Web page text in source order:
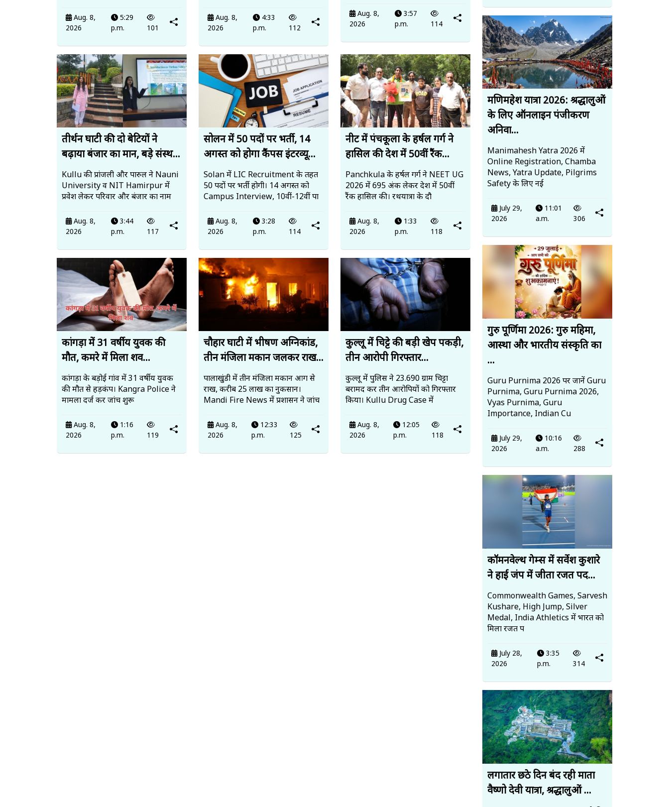
Aug. 8,
2026
5:29
p.m.
101
Aug. 8,
2026
4:33
p.m.
112
Aug. 8,
2026
3:57
p.m.
114
तीर्थन घाटी की दो बेटियों ने
बढ़ाया बंजार का मान, बड़े संस्थ...
Kullu की प्रांजली और पारुल ने Nauni
University व NIT Hamirpur में
प्रवेश लेकर परिवार और बंजार का नाम
Aug. 8,
2026
3:44
p.m.
117
सोलन में 50 पदों पर भर्ती, 14
अगस्त को होगा कैंपस इंटरव्यू...
Solan में LIC Recruitment के तहत
50 पदों पर भर्ती होगी। 14 अगस्त को
Campus Interview, 10वीं-12वीं पा
Aug. 8,
2026
3:28
p.m.
114
नीट में पंचकूला के हर्षल गर्ग ने
हासिल की देश में 50वीं रैंक...
Panchkula के हर्षल गर्ग ने NEET UG
2026 में 695 अंक लेकर देश में 50वीं
रैंक हासिल की। रथयात्रा के दौ
Aug. 8,
2026
1:33
p.m.
118
कांगड़ा में 31 वर्षीय युवक की
मौत, कमरे में मिला शव...
कांगड़ा के बड़ोई गांव में 31 वर्षीय युवक
की मौत से हड़कंप। Kangra Police ने
मामला दर्ज कर जांच शुरू
Aug. 8,
2026
1:16
p.m.
119
चौहार घाटी में भीषण अग्निकांड,
तीन मंजिला मकान जलकर राख...
पालाखुंडी में तीन मंजिला मकान आग से
राख, करीब 25 लाख का नुकसान।
Mandi Fire News में प्रशासन ने जांच
Aug. 8,
2026
12:33
p.m.
125
कुल्लू में चिट्टे की बड़ी खेप पकड़ी,
तीन आरोपी गिरफ्तार...
कुल्लू में पुलिस ने 23.690 ग्राम चिट्टा
बरामद कर तीन आरोपियों को गिरफ्तार
किया। Kullu Drug Case में
Aug. 8,
2026
12:05
p.m.
118
मणिमहेश यात्रा 2026: श्रद्धालुओं
के लिए ऑनलाइन पंजीकरण
अनिवा...
Manimahesh Yatra 2026 में
Online Registration, Chamba
News, Yatra Update, Pilgrims
Safety के लिए नई
July 29,
2026
11:01
a.m.
306
गुरु पूर्णिमा 2026: गुरु महिमा,
आस्था और भारतीय संस्कृति का
...
Guru Purnima 2026 पर जानें Guru
Purnima, Guru Purnima 2026,
Vyas Purnima, Guru
Importance, Indian Cu
July 29,
2026
10:16
a.m.
288
कॉमनवेल्थ गेम्स में सर्वेश कुशारे
ने हाई जंप में जीता रजत पद...
Commonwealth Games, Sarvesh
Kushare, High Jump, Silver
Medal, India Athletics में भारत को
मिला रजत प
July 28,
2026
3:35
p.m.
314
लगातार छठे दिन बंद रही माता
वैष्णो देवी यात्रा, श्रद्धालुओं ...